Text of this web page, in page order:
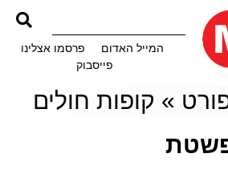
המייל האדום
פרסמו אצלינו
פייסבוק
» קופות חולים